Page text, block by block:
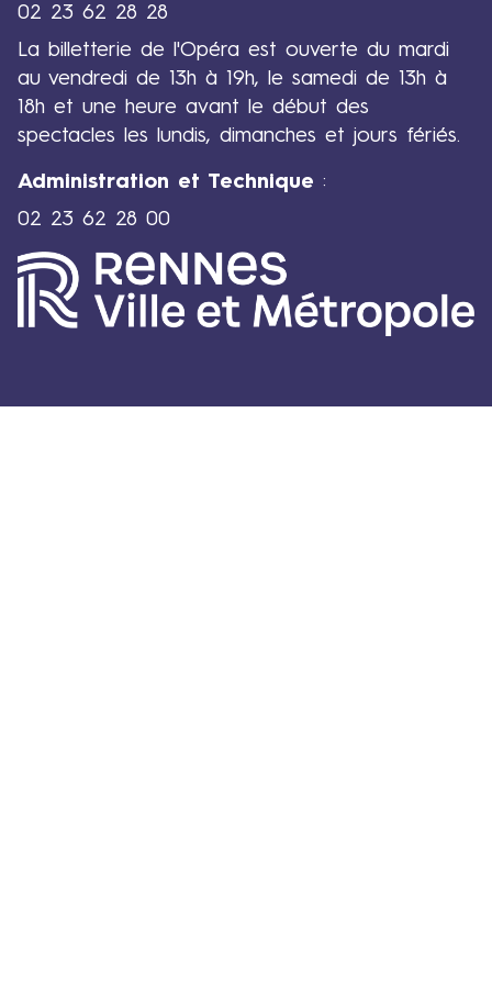
02 23 62 28 28
La billetterie de l'Opéra est ouverte du mardi
au vendredi de 13h à 19h, le samedi de 13h à
18h et une heure avant le début des
spectacles les lundis, dimanches et jours fériés.
Administration et Technique :
02 23 62 28 00